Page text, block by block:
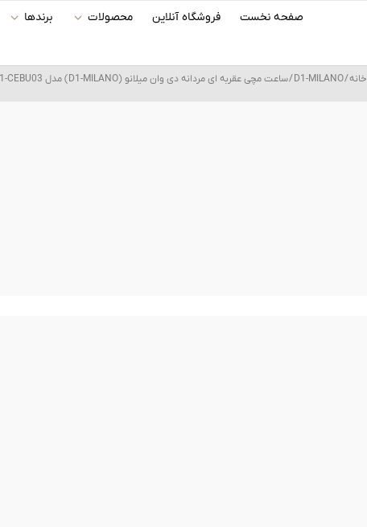
صفحه نخست فروشگاه آنلاین محصولات برندها
خانه/
D1-MILANO/ ساعت مچی عقربه ای مردانه دی وان میلانو (D1-MILANO) مدل D1-CEBU03